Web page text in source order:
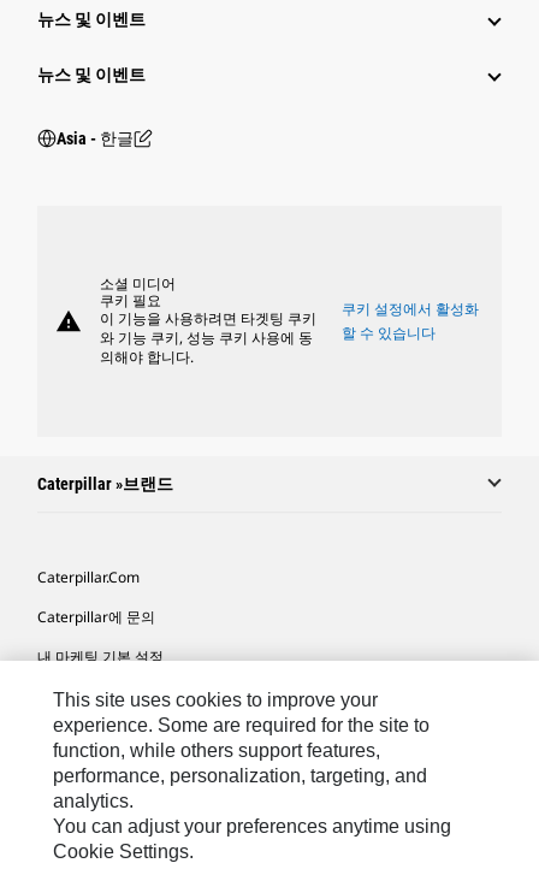
뉴스 및 이벤트
뉴스 및 이벤트
Asia - 한글
warning
소셜 미디어
쿠키 필요
이 기능을 사용하려면 타겟팅 쿠키
와 기능 쿠키, 성능 쿠키 사용에 동
의해야 합니다.
쿠키 설정에서 활성화
할 수 있습니다
Caterpillar »브랜드
Caterpillar.com
Caterpillar에 문의
내 마케팅 기본 설정
사이트 맵
Cookie Settings
법적 고지
개인정보취급방침
위치정보 이용약관
This site uses cookies to improve your
experience. Some are required for the site to
function, while others support features,
performance, personalization, targeting, and
analytics.
You can adjust your preferences anytime using
Cookie Settings.